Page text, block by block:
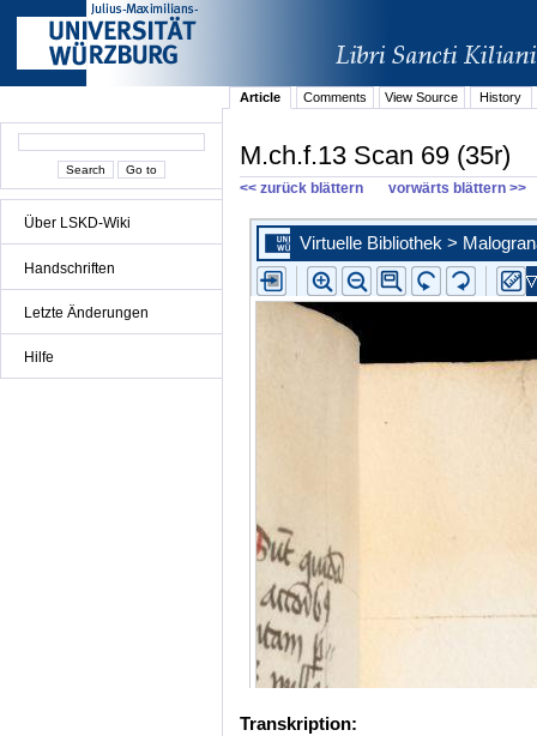
Über LSKD-Wiki
Handschriften
Letzte Änderungen
Hilfe
Article Comments View Source History
M.ch.f.13 Scan 69 (35r)
<< zurück blättern vorwärts blättern >>
Transkription: